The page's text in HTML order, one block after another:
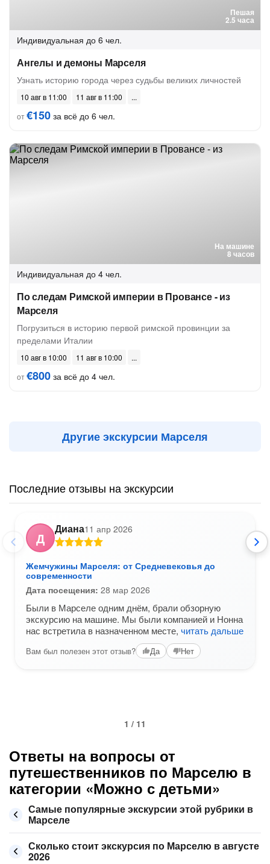
Пешая
2.5 часа
Индивидуальная до 6 чел.
Ангелы и демоны Марселя
Узнать историю города через судьбы великих личностей
10 авг в 11:00
11 авг в 11:00
от€150 за всё до 6 чел.
На машине
8 часов
Индивидуальная до 4 чел.
По следам Римской империи в Провансе - из
Марселя
Погрузиться в историю первой римской провинции за
пределами Италии
10 авг в 10:00
11 авг в 10:00
от€800 за всё до 4 чел.
Другие экскурсии Марселя
Последние отзывы на экскурсии
Д
Диана11 апр 2026
Жемчужины Марселя: от Средневековья до
современности
Дата посещения: 28 мар 2026
Были в Марселе одним днём, брали обзорную
экскурсию на машине. Мы были компанией и Нонна
нас встретила в назначенном месте, читать дальше
Вам был полезен этот отзыв? Да Нет
1 / 11
Ответы на вопросы от
путешественников по Марселю в
категории «Можно с детьми»
Самые популярные экскурсии этой рубрики в
Марселе
Сколько стоит экскурсия по Марселю в августе
2026